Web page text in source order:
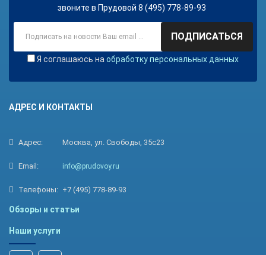
звоните в Прудовой 8 (495) 778-89-93
ПОДПИСАТЬСЯ
Я соглашаюсь на обработку персональных данных
АДРЕС И КОНТАКТЫ
Адрес: Москва, ул. Свободы, 35с23
Email: info@prudovoy.ru
Телефоны: +7 (495) 778-89-93
Обзоры и статьи
Наши услуги